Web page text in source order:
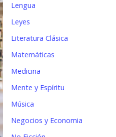
Lengua
Leyes
Literatura Clásica
Matemáticas
Medicina
Mente y Espíritu
Música
Negocios y Economia